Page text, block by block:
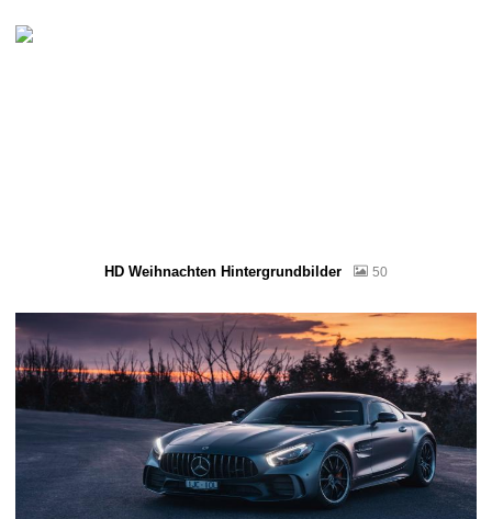
HD Weihnachten Hintergrundbilder 50